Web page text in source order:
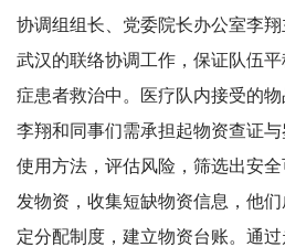
协调组组长、党委院长办公室李
武汉的联络协调工作，保证队伍
症患者救治中。医疗队内接受的物
李翔和同事们需承担起物资查证
使用方法，评估风险，筛选出安
发物资，收集短缺物资信息，他
定分配制度，建立物资台账。通